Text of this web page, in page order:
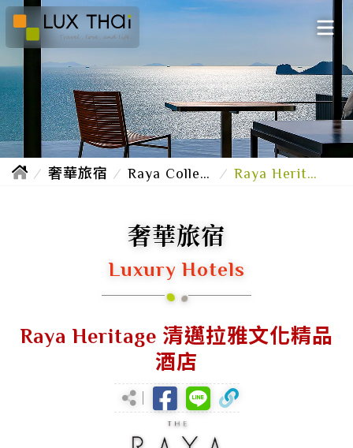
奢華旅宿 Raya Collection Raya Heritage 清邁拉雅文化精品酒店
奢華旅宿
Luxury Hotels
Raya Heritage 清邁拉雅文化精品
酒店